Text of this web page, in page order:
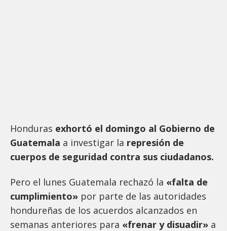
Honduras exhortó el domingo al Gobierno de
Guatemala a investigar la represión de
cuerpos de seguridad contra sus ciudadanos.
Pero el lunes Guatemala rechazó la «falta de
cumplimiento» por parte de las autoridades
hondureñas de los acuerdos alcanzados en
semanas anteriores para «frenar y disuadir» a